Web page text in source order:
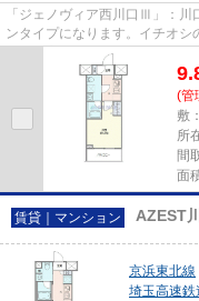
「ジェノヴィア西川口Ⅲ」：川
ンタイプになります。イチオ
ーズの高い、令和7年築の物件...
(管
敷
所
間
面
賃貸｜マンション AZEST
京浜東北線
埼玉高速鉄